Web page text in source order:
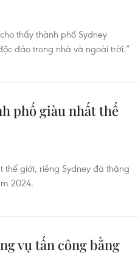
thấy thành phố Sydney
đáo trong nhà và ngoài trời.”
phố giàu nhất thế
thế giới, riêng Sydney đã thăng
2024.
vụ tấn công bằng